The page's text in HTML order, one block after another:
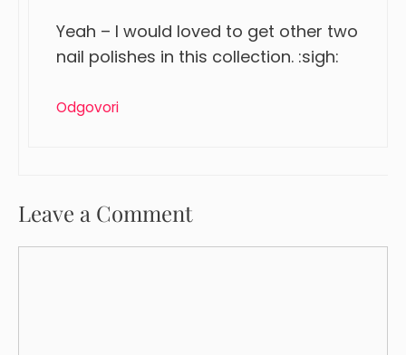
Yeah – I would loved to get other two
nail polishes in this collection. :sigh:
Odgovori
Leave a Comment